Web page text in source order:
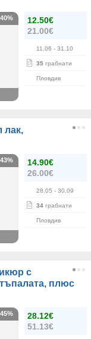
12.50€
21.00€
11.06 - 31.10
35 грабнати
Пловдив
лак,
14.90€
26.00€
28.05 - 30.09
34 грабнати
Пловдив
с
плюс
28.12€
51.13€